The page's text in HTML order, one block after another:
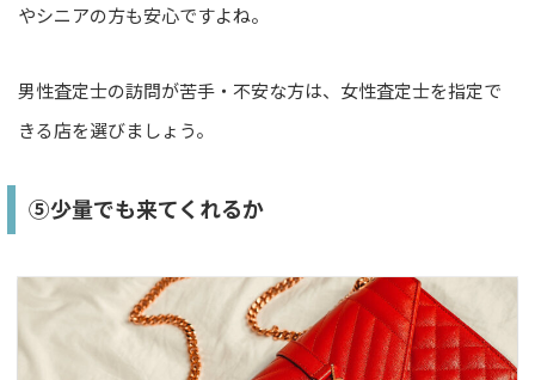
やシニアの方も安心ですよね。
男性査定士の訪問が苦手・不安な方は、女性査定士を指定で
きる店を選びましょう。
⑤少量でも来てくれるか